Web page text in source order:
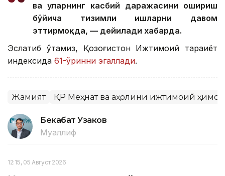
ва уларнинг касбий даражасини ошириш
бўйича тизимли ишларни давом
эттирмоқда, — дейилади хабарда.
Эслатиб ўтамиз, Қозоғистон Ижтимоий тараққиёт
индексида 61-ўринни эгаллади.
Жамият ҚР Меҳнат ва аҳолини ижтимоий
Бекабат Узаков
Муаллиф
12:15, 05 Август 2026